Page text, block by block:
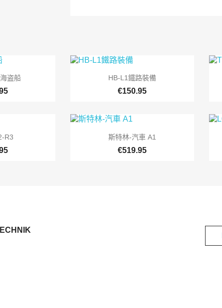
看
盗船  快速查看
HB-L1鐵路裝備
€150.95
看
R3  快速查看
斯特林-汽車 A1
€519.95